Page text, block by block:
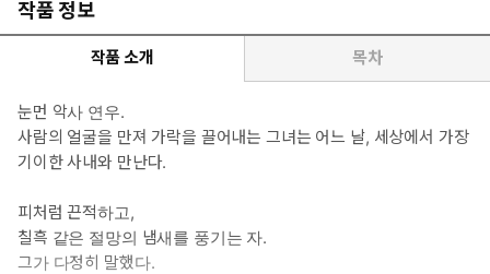
작품 정보
작품 소개 목차
눈먼 악사 연우.
사람의 얼굴을 만져 가락을 끌어내는 그녀는 어느 날, 세상에서 가장
기이한 사내와 만난다.
피처럼 끈적하고,
칠흑 같은 절망의 냄새를 풍기는 자.
그가 다정히 말했다.